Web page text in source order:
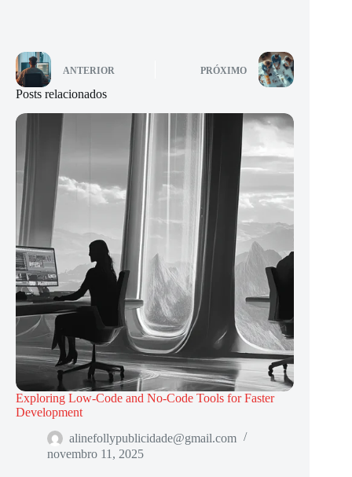
ANTERIOR PRÓXIMO
Posts relacionados
Exploring Low-Code and No-Code Tools for Faster
Development
alinefollypublicidade@gmail.com
novembro 11, 2025